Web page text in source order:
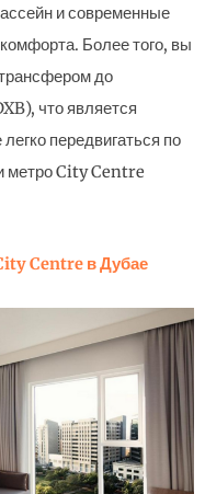
и современные
Более того, вы
до
что является
передвигаться по
метро City Centre
Centre в Дубае